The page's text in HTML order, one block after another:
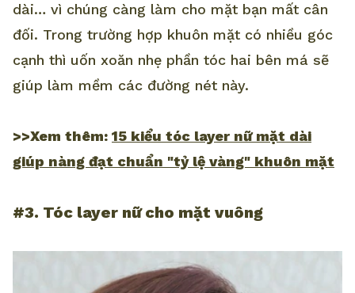
dài… vì chúng càng làm cho mặt bạn mất cân
đối. Trong trường hợp khuôn mặt có nhiều góc
cạnh thì uốn xoăn nhẹ phần tóc hai bên má sẽ
giúp làm mềm các đường nét này.
>>Xem thêm: 15 kiểu tóc layer nữ mặt dài
giúp nàng đạt chuẩn "tỷ lệ vàng" khuôn mặt
#3. Tóc layer nữ cho mặt vuông